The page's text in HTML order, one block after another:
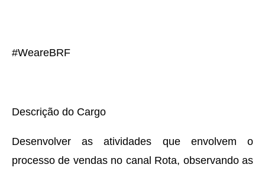
#WeareBRF
Descrição do Cargo
Desenvolver as atividades que envolvem o
processo de vendas no canal Rota, observando as